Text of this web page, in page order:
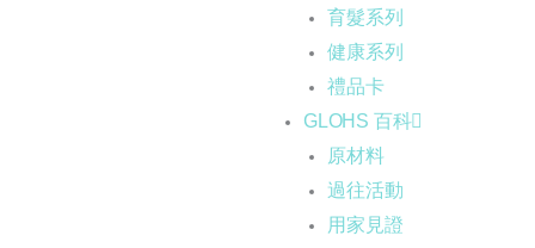
育髮系列
健康系列
禮品卡
GLOHS 百科
原材料
過往活動
用家見證